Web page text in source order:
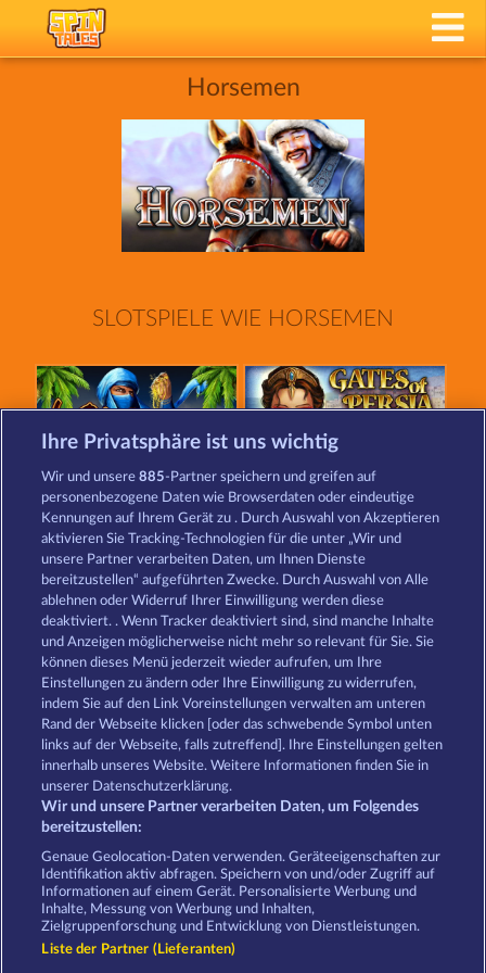
Horsemen
SLOTSPIELE WIE HORSEMEN
40 Thieves Gates of Persia
Palace of Treasures
AGB Datenschutz Impressum
Unternehmensseite
Affiliate-Programm
Widerruf einreichen
Ihre Privatsphäre ist uns wichtig
Wir und unsere885-Partner speichern und greifen auf
personenbezogene Daten wie Browserdaten oder eindeutige
Kennungen auf Ihrem Gerät zu . Durch Auswahl von Akzeptieren
aktivieren Sie Tracking-Technologien für die unter „Wir und
unsere Partner verarbeiten Daten, um Ihnen Dienste
bereitzustellen“ aufgeführten Zwecke. Durch Auswahl von Alle
ablehnen oder Widerruf Ihrer Einwilligung werden diese
deaktiviert. . Wenn Tracker deaktiviert sind, sind manche Inhalte
und Anzeigen möglicherweise nicht mehr so ​​relevant für Sie. Sie
können dieses Menü jederzeit wieder aufrufen, um Ihre
Einstellungen zu ändern oder Ihre Einwilligung zu widerrufen,
indem Sie auf den Link Voreinstellungen verwalten am unteren
Rand der Webseite klicken [oder das schwebende Symbol unten
links auf der Webseite, falls zutreffend]. Ihre Einstellungen gelten
innerhalb unseres Website. Weitere Informationen finden Sie in
unserer Datenschutzerklärung.
Wir und unsere Partner verarbeiten Daten, um Folgendes
bereitzustellen:
Genaue Geolocation-Daten verwenden. Geräteeigenschaften zur
Identifikation aktiv abfragen. Speichern von und/oder Zugriff auf
Informationen auf einem Gerät. Personalisierte Werbung und
Inhalte, Messung von Werbung und Inhalten,
Zielgruppenforschung und Entwicklung von Dienstleistungen.
Liste der Partner (Lieferanten)